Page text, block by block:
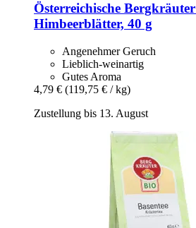
Österreichische Bergkräuter
Himbeerblätter, 40 g
Angenehmer Geruch
Lieblich-weinartig
Gutes Aroma
4,79 € (119,75 € / kg)
Zustellung bis 13. August